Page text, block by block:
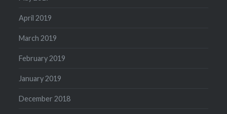
April 2019
March 2019
February 2019
January 2019
December 2018